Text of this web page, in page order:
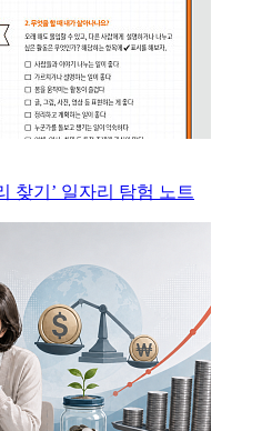
찾기’ 일자리 탐험 노트